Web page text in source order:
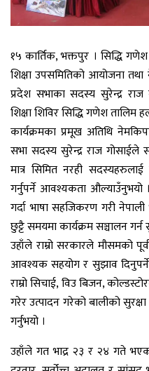
१५ कार्तिक, भक्तपुर । सिद्धि
शिक्षा उपसमितिको आयोजना
प्रदेश सभाका सदस्य सुरेन्द्र राज
शिक्षा शिविर सिद्धि गणेश तालिम
कार्यक्रमका प्रमूख अतिथि
सभा सदस्य सुरेन्द्र राज गोसाईले
मात्र सिमित नरही
गर्नुपर्ने आवश्यकता औल्याउँनुभयो
गर्दा भाषा सहजिकरण गरी
छुट्टै समयमा कार्यक्रम सञ्चालन
उहाँले राम्रो सरकारले मौसमको
आवश्यक सहयोग र सुझाव
राम्रो सिचाई, विउ बिजन,
गरेर उत्पादन गरेको बालीको
गर्नुभयो ।
उहाँले गत भाद्र २३ र २४ गते